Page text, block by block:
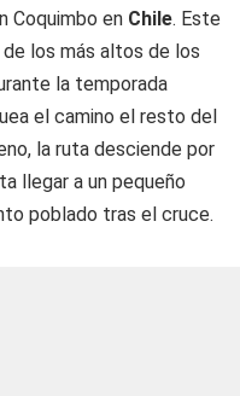
Coquimbo en Chile. Este
los más altos de los
la temporada
el camino el resto del
la ruta desciende por
llegar a un pequeño
poblado tras el cruce.